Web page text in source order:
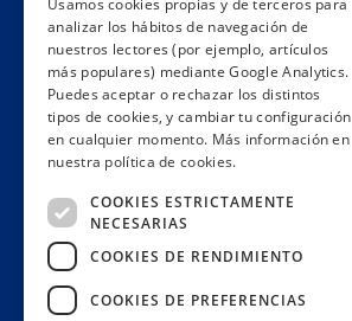
Sobre Civio Datos
Contacto
Condiciones de uso
Poder
Lo Público
Usamos cookies propias y de terceros para
analizar los hábitos de navegación de
nuestros lectores (por ejemplo, artículos
más populares) mediante Google Analytics.
Puedes aceptar o rechazar los distintos
tipos de cookies, y cambiar tu configuración
en cualquier momento. Más información en
nuestra política de cookies.
COOKIES ESTRICTAMENTE
NECESARIAS
COOKIES DE RENDIMIENTO
COOKIES DE PREFERENCIAS